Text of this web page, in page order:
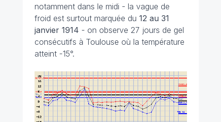
notamment dans le midi - la vague de
froid est surtout marquée du 12 au 31
janvier 1914 - on observe 27 jours de gel
consécutifs à Toulouse où la température
atteint -15°.